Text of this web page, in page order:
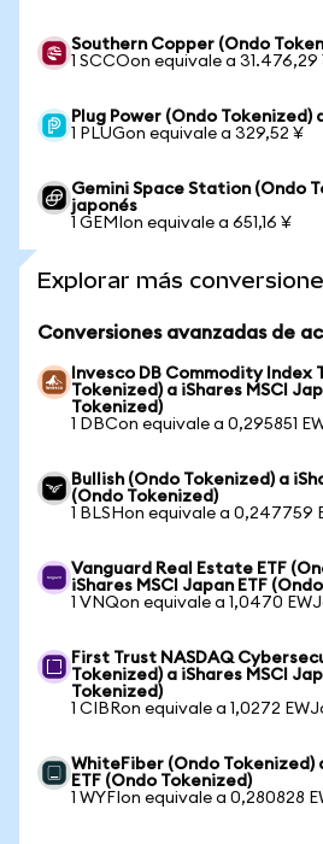
Southern Copper (Ondo
1 SCCOon equivale a 31.476,29
Plug Power (Ondo Tokenized)
1 PLUGon equivale a 329,52 ¥
Gemini Space Station (Ondo
japonés
1 GEMIon equivale a 651,16 ¥
Explorar más
Conversiones avanzadas de
Invesco DB Commodity Index
Tokenized) a iShares MSCI
Tokenized)
1 DBCon equivale a 0,295851
Bullish (Ondo Tokenized) a
(Ondo Tokenized)
1 BLSHon equivale a 0,247759
Vanguard Real Estate ETF
iShares MSCI Japan ETF
1 VNQon equivale a 1,0470
First Trust NASDAQ
Tokenized) a iShares MSCI
Tokenized)
1 CIBRon equivale a 1,0272
WhiteFiber (Ondo Tokenized)
ETF (Ondo Tokenized)
1 WYFIon equivale a 0,280828